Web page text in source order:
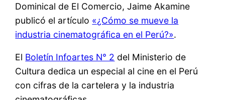
Dominical de El Comercio, Jaime Akamine
publicó el artículo «¿Cómo se mueve la
industria cinematográfica en el Perú?».
El Boletín Infoartes N° 2 del Ministerio de
Cultura dedica un especial al cine en el Perú
con cifras de la cartelera y la industria